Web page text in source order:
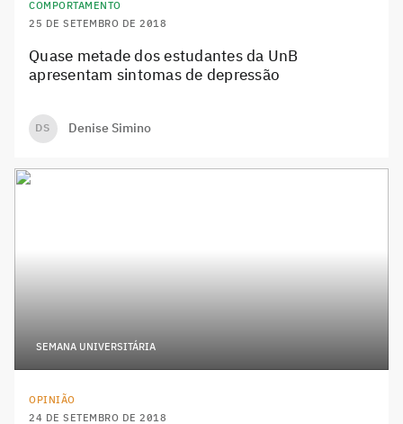
COMPORTAMENTO
25 DE SETEMBRO DE 2018
Quase metade dos estudantes da UnB
apresentam sintomas de depressão
DS Denise Simino
SEMANA UNIVERSITÁRIA
OPINIÃO
24 DE SETEMBRO DE 2018